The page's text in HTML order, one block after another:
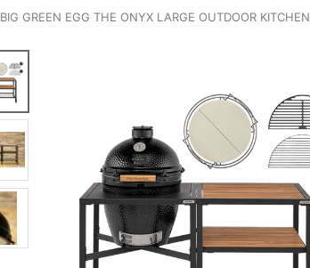
BIG GREEN EGG THE ONYX LARGE OUTDOOR KITCHEN